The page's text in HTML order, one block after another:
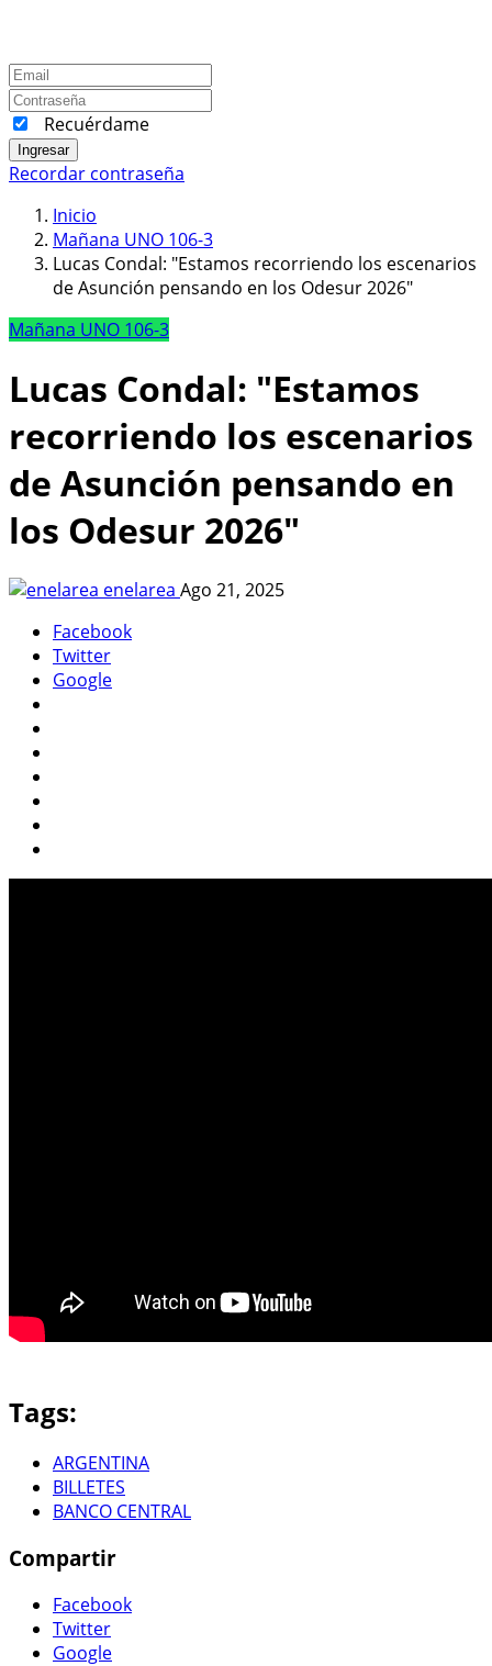
Recuérdame
Ingresar
Recordar contraseña
Inicio
Mañana UNO 106-3
Lucas Condal: "Estamos recorriendo los escenarios
de Asunción pensando en los Odesur 2026"
Mañana UNO 106-3
Lucas Condal: "Estamos
recorriendo los escenarios
de Asunción pensando en
los Odesur 2026"
enelarea Ago 21, 2025
Facebook
Twitter
Google
Tags:
ARGENTINA
BILLETES
BANCO CENTRAL
Compartir
Facebook
Twitter
Google